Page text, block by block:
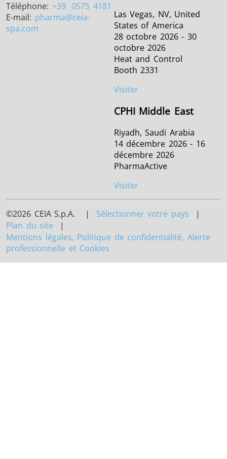
Téléphone: +39 0575 4181
E-mail: pharma@ceia-
spa.com
Las Vegas, NV, United
States of America
28 octobre 2026 - 30
octobre 2026
Heat and Control
Booth 2331
Visiter
CPHI Middle East
Riyadh, Saudi Arabia
14 décembre 2026 - 16
décembre 2026
PharmaActive
Visiter
©2026 CEIA S.p.A. | Sélectionner votre pays |
Plan du site |
Mentions légales, Politique de confidentialité, Alerte
professionnelle et Cookies